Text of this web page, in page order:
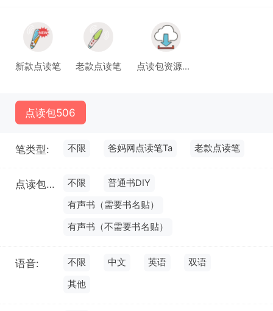
新款点读笔 老款点读笔 点读包资源库(试运行)
点读包506
笔类型: 不限 爸妈网点读笔Ta 老款点读笔
点读包类型: 不限
普通书DIY
有声书（需要书名贴）
有声书（不需要书名贴）
语音: 不限 中文 英语
双语
其他